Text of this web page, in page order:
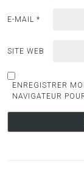
E-MAIL *
SITE WEB
ENREGISTRER
NAVIGATEUR